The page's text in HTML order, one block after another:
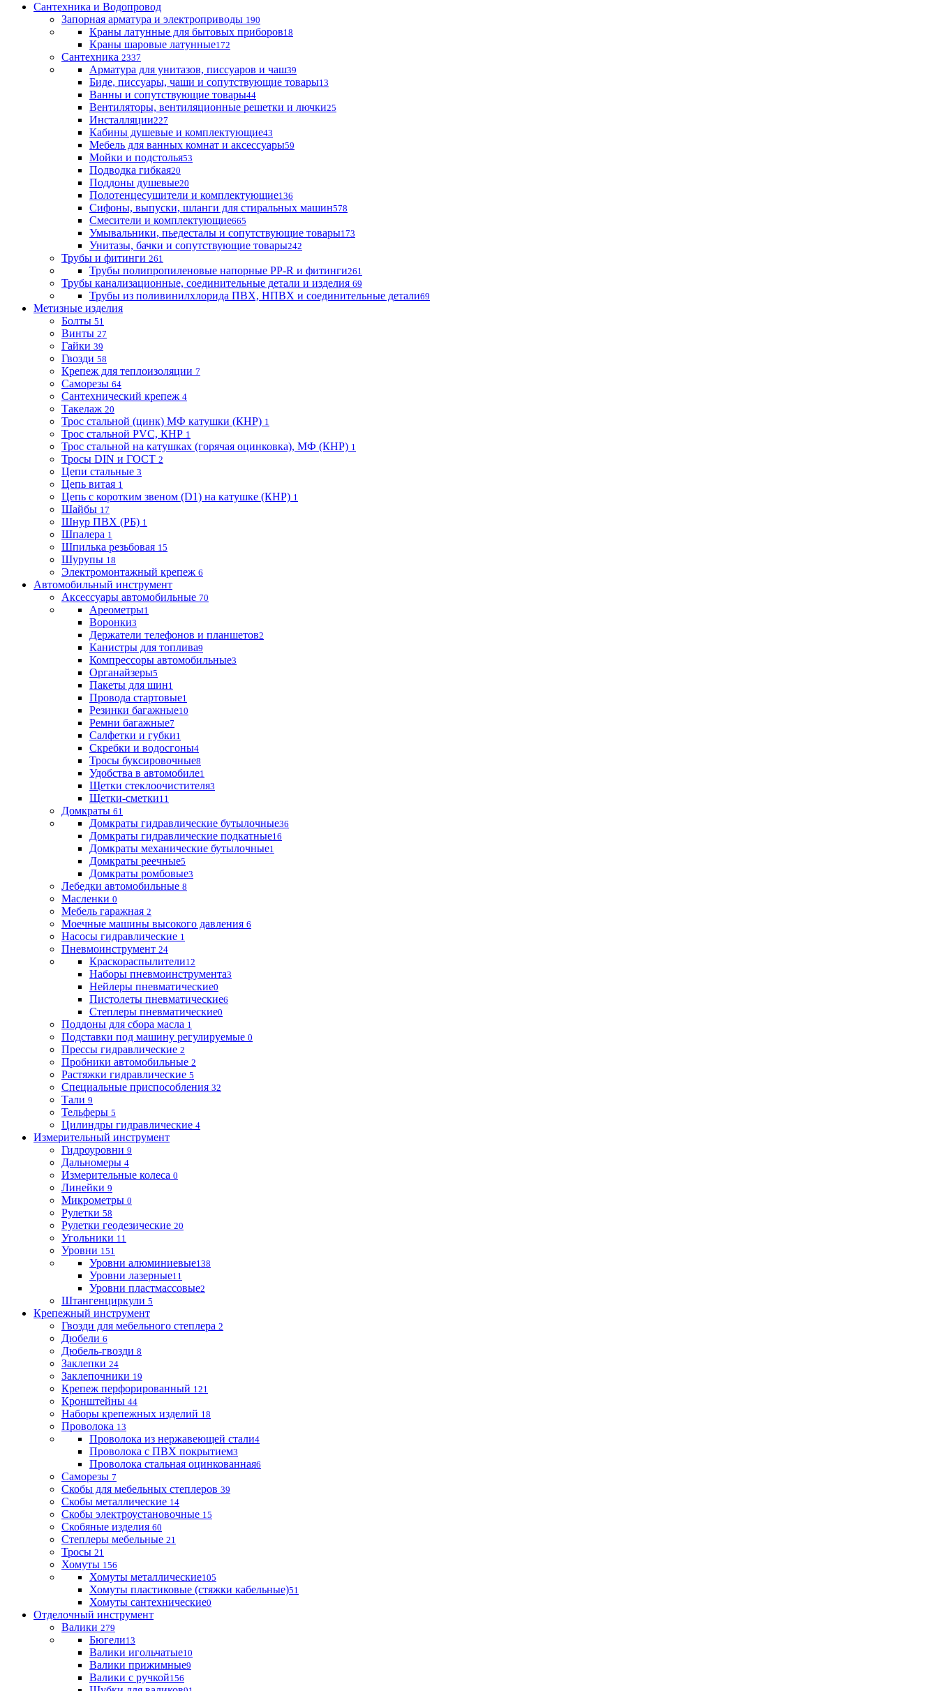
Сантехника и Водопровод
Запорная арматура и электроприводы 190
Краны латунные для бытовых приборов18
Краны шаровые латунные172
Сантехника 2337
Арматура для унитазов, писсуаров и чаш39
Биде, писсуары, чаши и сопутствующие товары13
Ванны и сопутствующие товары44
Вентиляторы, вентиляционные решетки и лючки25
Инсталляции227
Кабины душевые и комплектующие43
Мебель для ванных комнат и аксессуары59
Мойки и подстолья53
Подводка гибкая20
Поддоны душевые20
Полотенцесушители и комплектующие136
Сифоны, выпуски, шланги для стиральных машин578
Смесители и комплектующие665
Умывальники, пьедесталы и сопутствующие товары173
Унитазы, бачки и сопутствующие товары242
Трубы и фитинги 261
Трубы полипропиленовые напорные PP-R и фитинги261
Трубы канализационные, соединительные детали и изделия 69
Трубы из поливинилхлорида ПВХ, НПВХ и соединительные детали69
Метизные изделия
Болты 51
Винты 27
Гайки 39
Гвозди 58
Крепеж для теплоизоляции 7
Саморезы 64
Сантехнический крепеж 4
Такелаж 20
Трос стальной (цинк) МФ катушки (КНР) 1
Трос стальной PVC, КНР 1
Трос стальной на катушках (горячая оцинковка), МФ (КНР) 1
Тросы DIN и ГОСТ 2
Цепи стальные 3
Цепь витая 1
Цепь с коротким звеном (D1) на катушке (КНР) 1
Шайбы 17
Шнур ПВХ (РБ) 1
Шпалера 1
Шпилька резьбовая 15
Шурупы 18
Электромонтажный крепеж 6
Автомобильный инструмент
Аксессуары автомобильные 70
Ареометры1
Воронки3
Держатели телефонов и планшетов2
Канистры для топлива9
Компрессоры автомобильные3
Органайзеры5
Пакеты для шин1
Провода стартовые1
Резинки багажные10
Ремни багажные7
Салфетки и губки1
Скребки и водосгоны4
Тросы буксировочные8
Удобства в автомобиле1
Щетки стеклоочистителя3
Щетки-сметки11
Домкраты 61
Домкраты гидравлические бутылочные36
Домкраты гидравлические подкатные16
Домкраты механические бутылочные1
Домкраты реечные5
Домкраты ромбовые3
Лебедки автомобильные 8
Масленки 0
Мебель гаражная 2
Моечные машины высокого давления 6
Насосы гидравлические 1
Пневмоинструмент 24
Краскораспылители12
Наборы пневмоинструмента3
Нейлеры пневматические0
Пистолеты пневматические6
Степлеры пневматические0
Поддоны для сбора масла 1
Подставки под машину регулируемые 0
Прессы гидравлические 2
Пробники автомобильные 2
Растяжки гидравлические 5
Специальные приспособления 32
Тали 9
Тельферы 5
Цилиндры гидравлические 4
Измерительный инструмент
Гидроуровни 9
Дальномеры 4
Измерительные колеса 0
Линейки 9
Микрометры 0
Рулетки 58
Рулетки геодезические 20
Угольники 11
Уровни 151
Уровни алюминиевые138
Уровни лазерные11
Уровни пластмассовые2
Штангенциркули 5
Крепежный инструмент
Гвозди для мебельного степлера 2
Дюбели 6
Дюбель-гвозди 8
Заклепки 24
Заклепочники 19
Крепеж перфорированный 121
Кронштейны 44
Наборы крепежных изделий 18
Проволока 13
Проволока из нержавеющей стали4
Проволока с ПВХ покрытием3
Проволока стальная оцинкованная6
Саморезы 7
Скобы для мебельных степлеров 39
Скобы металлические 14
Скобы электроустановочные 15
Скобяные изделия 60
Степлеры мебельные 21
Тросы 21
Хомуты 156
Хомуты металлические105
Хомуты пластиковые (стяжки кабельные)51
Хомуты сантехнические0
Отделочный инструмент
Валики 279
Бюгели13
Валики игольчатые10
Валики прижимные9
Валики с ручкой156